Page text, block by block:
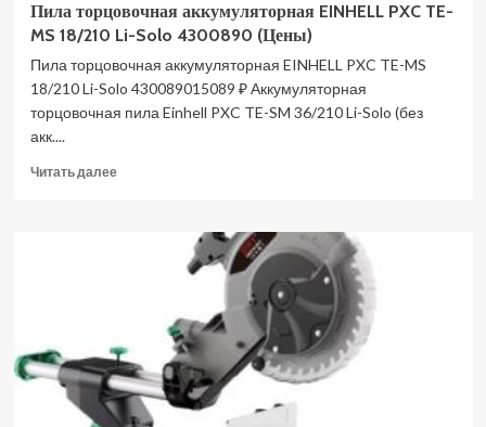
1501707UB
(Цены)
Пила торцовочная аккумуляторная EINHELL PXC TE-
MS 18/210 Li-Solo 4300890 (Цены)
Пила торцовочная аккумуляторная EINHELL PXC TE-MS
18/210 Li-Solo 430089015089 ₽ Аккумуляторная
торцовочная пила Einhell PXC TE-SM 36/210 Li-Solo (без
акк....
Читать далееПрочитать
торцовочная
аккумуляторная
MS
18/210
Li-
Solo